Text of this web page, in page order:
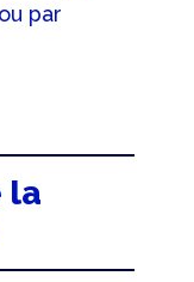
par
la